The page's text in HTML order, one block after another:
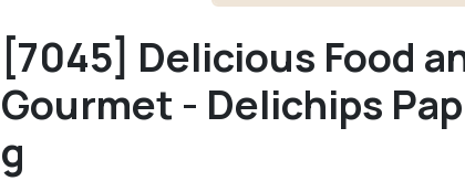
[7045] Delicious Food
Gourmet - Delichips
g